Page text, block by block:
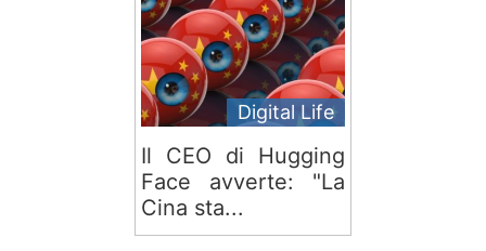
Digital Life
Il CEO di Hugging
Face avverte: "La
Cina sta...